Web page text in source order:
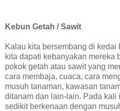
Kebun Getah / Sawit
Kalau kita bersembang di
kita dapati kebanyakan mereka
pokok getah atau sawit yang
cara membaja, cuaca, cara
musuh tanaman, kawasan
ditanam dan lain-lain. Pada kali
sedikit berkenaan dengan